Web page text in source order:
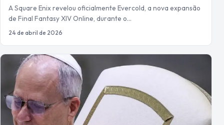
A Square Enix revelou oficialmente Evercold, a nova expansão
de Final Fantasy XIV Online, durante o…
24 de abril de 2026